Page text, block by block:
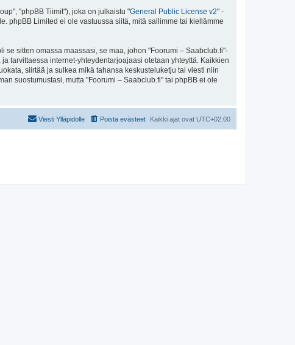
"phpBB Tiimit"), joka on julkaistu "General Public License v2" -
phpBB Limited ei ole vastuussa siitä, mitä sallimme tai kiellämme
sitten omassa maassasi, se maa, johon "Foorumi – Saabclub.fi"-
tarvittaessa internet-yhteydentarjoajaasi otetaan yhteyttä. Kaikkien
siirtää ja sulkea mikä tahansa keskusteluketju tai viesti niin
suostumustasi, mutta "Foorumi – Saabclub.fi" tai phpBB ei ole
Kaikki ajat ovat UTC+02:00
Poista evästeet
Viesti Ylläpidolle